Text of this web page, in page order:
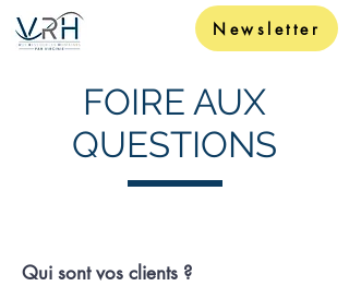
Newsletter
FOIRE AUX
QUESTIONS
Qui sont vos clients ?